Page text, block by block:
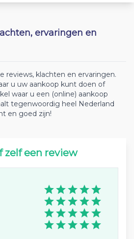
ervaringen en
reviews, klachten en ervaringen.
u uw aankoop kunt doen of
waar u een (online) aankoop
tegenwoordig heel Nederland
en goed zijn!
zelf een review